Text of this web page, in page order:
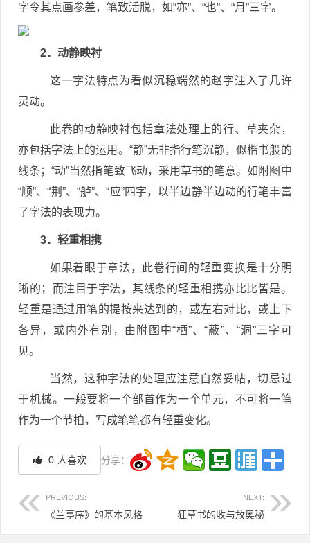
字令其点画参差，笔致活脱，如“亦”、“也”、“月”三字。
2．动静映衬
这一字法特点为看似沉稳端然的赵字注入了几许
灵动。
此卷的动静映衬包括章法处理上的行、草夹杂，
亦包括字法上的运用。“静”无非指行笔沉静，似楷书般的
线条；“动”当然指笔致飞动，采用草书的笔意。如附图中
“顺”、“荆”、“舻”、“应”四字，以半边静半边动的行笔丰富
了字法的表现力。
3．轻重相携
如果着眼于章法，此卷行间的轻重变换是十分明
晰的；而注目于字法，其线条的轻重相携亦比比皆是。
轻重是通过用笔的提按来达到的，或左右对比，或上下
各异，或内外有别，由附图中“栖”、“蔽”、“洞”三字可
见。
当然，这种字法的处理应注意自然妥帖，切忌过
于机械。一般要将一个部首作为一个单元，不可将一笔
作为一个节拍，写成笔笔都有轻重变化。
0 人喜欢 分享：
PREVIOUS:
《兰亭序》的基本风格
NEXT:
狂草书的收与放奥秘
文章导航